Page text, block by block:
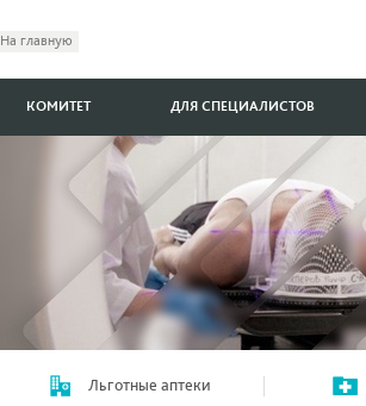
На главную
КОМИТЕТ ДЛЯ СПЕЦИАЛИСТОВ
Льготные аптеки